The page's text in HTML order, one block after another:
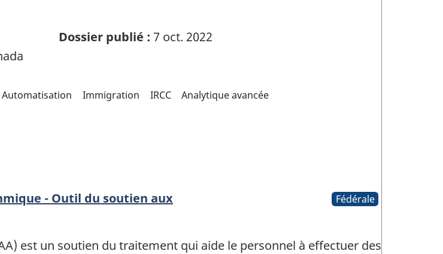
Dossier publié : 7 oct. 2022
Automatisation Immigration IRCC
Analytique avancée
- Outil du soutien aux
Fédérale
est un soutien du traitement qui aide le personnel à effectuer des